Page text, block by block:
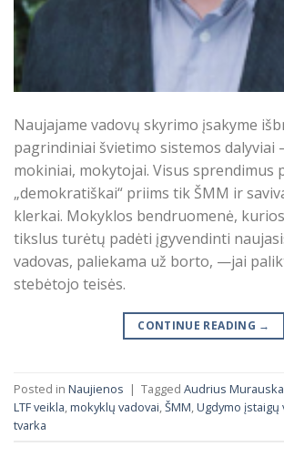
Naujajame vadovų skyrimo įsakyme
pagrindiniai švietimo sistemos dalyviai
mokiniai, mokytojai. Visus sprendimus
„demokratiškai“ priims tik ŠMM ir
klerkai. Mokyklos bendruomenė,
tikslus turėtų padėti įgyvendinti
vadovas, paliekama už borto, —jai
stebėtojo teisės.
CONTINUE READING →
Posted in Naujienos | Tagged Audrius
LTF veikla,mokyklų vadovai,ŠMM,Ugdymo
tvarka